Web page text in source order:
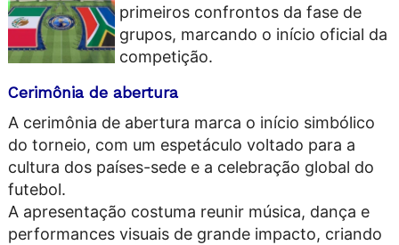
primeiros confrontos da fase de
grupos, marcando o início oficial da
competição.
Cerimônia de abertura
A cerimônia de abertura marca o início simbólico
do torneio, com um espetáculo voltado para a
cultura dos países-sede e a celebração global do
futebol.
A apresentação costuma reunir música, dança e
performances visuais de grande impacto, criando